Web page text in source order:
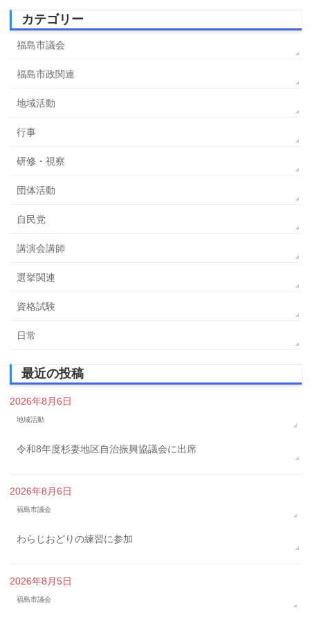
カテゴリー
福島市議会
福島市政関連
地域活動
行事
研修・視察
団体活動
自民党
講演会講師
選挙関連
資格試験
日常
最近の投稿
2026年8月6日
地域活動
令和8年度杉妻地区自治振興協議会に出席
2026年8月6日
福島市議会
わらじおどりの練習に参加
2026年8月5日
福島市議会